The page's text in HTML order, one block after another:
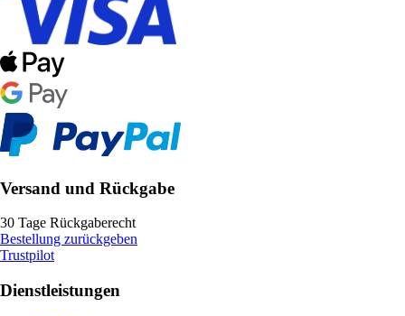
Versand und Rückgabe
30 Tage Rückgaberecht
Bestellung zurückgeben
Trustpilot
Dienstleistungen